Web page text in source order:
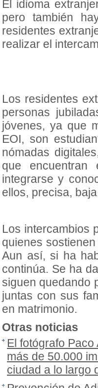
El idioma
pero también
residentes
realizar el
Los residentes
personas
jóvenes, ya que
EOI, son
nómadas
que
integrarse y
ellos, precisa,
Los intercambios
quienes
Aun así, si ha
continúa. Se ha
siguen quedando
juntas con sus
en matrimonio.
Otras noticias
El fotógrafo
más de 50.000
ciudad a lo largo